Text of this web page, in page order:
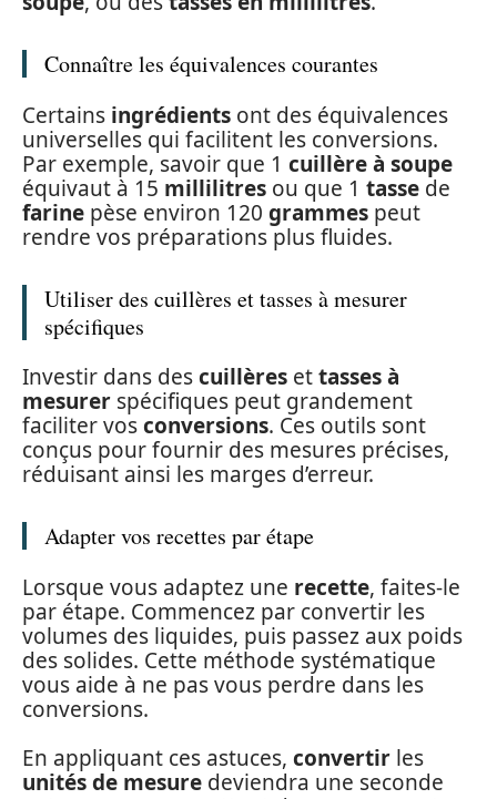
Connaître les équivalences courantes
Certains ingrédients ont des équivalences
universelles qui facilitent les conversions.
Par exemple, savoir que 1 cuillère à soupe
équivaut à 15 millilitres ou que 1 tasse de
farine pèse environ 120 grammes peut
rendre vos préparations plus fluides.
Utiliser des cuillères et tasses à mesurer
spécifiques
Investir dans descuillères ettasses à
mesurer spécifiques peut grandement
faciliter vosconversions. Ces outils sont
conçus pour fournir des mesures précises,
réduisant ainsi les marges d’erreur.
Adapter vos recettes par étape
Lorsque vous adaptez une recette, faites-le
par étape. Commencez par convertir les
volumes des liquides, puis passez aux poids
des solides. Cette méthode systématique
vous aide à ne pas vous perdre dans les
conversions.
En appliquant ces astuces, convertir les
unités de mesure deviendra une seconde